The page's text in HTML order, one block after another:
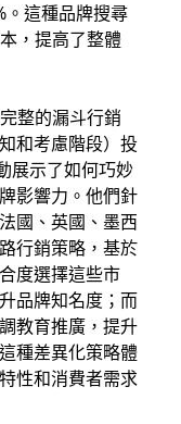
。這種品牌搜尋
，提高了整體
整的漏斗行銷
和考慮階段）投
展示了如何巧妙
影響力。他們針
國、英國、墨西
行銷策略，基於
度選擇這些市
品牌知名度；而
教育推廣，提升
種差異化策略體
性和消費者需求